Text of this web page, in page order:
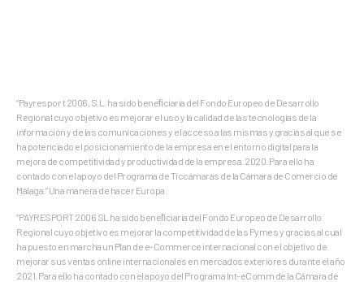
“Payrespor t 2006, S.L. ha sido beneﬁciaria del Fondo Europeo de Desarrollo
Regional cuyo objetivo es mejorar el uso y la calidad de las tecnologías de la
información y de las comunicaciones y el acceso a las mismas y gracias al que se
ha potenciado el posicionamiento de la empresa en el entorno digital para la
mejora de competitividad y productividad de la empresa. 2020. Para ello ha
contado con el apoyo del Programa de Ticcámaras de la Cámara de Comercio de
Málaga.” Una manera de hacer Europa.
“PAYRESPORT 2006 SL ha sido beneﬁciaria del Fondo Europeo de Desarrollo
Regional cuyo objetivo es mejorar la competitividad de las Pymes y gracias al cual
ha puesto en marcha un Plan de e-Commerce internacional con el objetivo de
mejorar sus ventas online internacionales en mercados exteriores durante el año
2021. Para ello ha contado con el apoyo del Programa Int-eComm de la Cámara de